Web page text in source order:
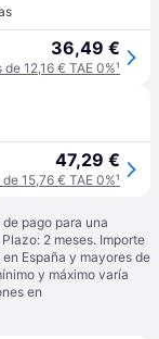
36,49 €
12,16 € TAE 0%¹
47,29 €
15,76 € TAE 0%¹
pago para una
2 meses. Importe
España y mayores de
y máximo varía
en